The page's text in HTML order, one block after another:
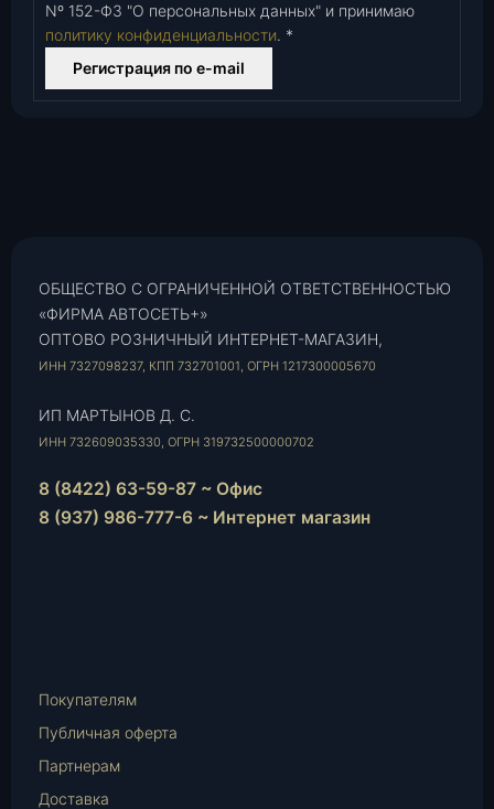
Nº 152-Ф3 "О персональных данных" и принимаю
политику конфиденциальности. *
Регистрация по e-mail
ОБЩЕСТВО С ОГРАНИЧЕННОЙ ОТВЕТСТВЕННОСТЬЮ
«ФИРМА АВТОСЕТЬ+»
ОПТОВО РОЗНИЧНЫЙ ИНТЕРНЕТ-МАГАЗИН,
ИНН 7327098237, КПП 732701001, ОГРН 1217300005670
ИП МАРТЫНОВ Д. С.
ИНН 732609035330, ОГРН 319732500000702
8 (8422) 63-59-87 ~ Офис
8 (937) 986-777-6 ~ Интернет магазин
Mail
Покупателям
Публичная оферта
Партнерам
Доставка